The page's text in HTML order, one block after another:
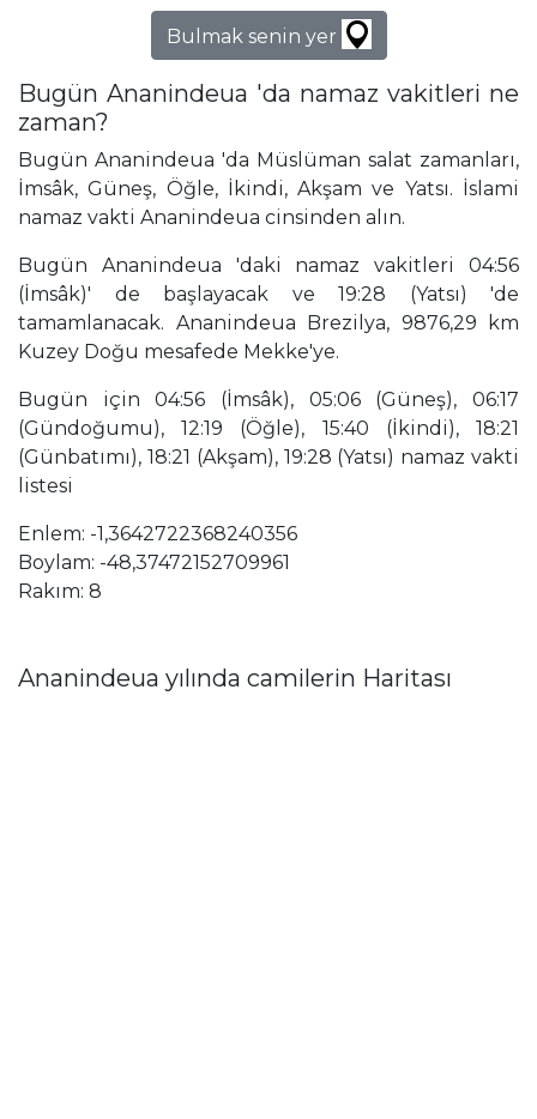
Bulmak senin yer
Bugün Ananindeua 'da namaz vakitleri ne
zaman?
Bugün Ananindeua 'da Müslüman salat zamanları,
İmsâk, Güneş, Öğle, İkindi, Akşam ve Yatsı. İslami
namaz vakti Ananindeua cinsinden alın.
Bugün Ananindeua 'daki namaz vakitleri 04:56
(İmsâk)' de başlayacak ve 19:28 (Yatsı) 'de
tamamlanacak. Ananindeua Brezilya, 9876,29 km
Kuzey Doğu mesafede Mekke'ye.
Bugün için 04:56 (İmsâk), 05:06 (Güneş), 06:17
(Gündoğumu), 12:19 (Öğle), 15:40 (İkindi), 18:21
(Günbatımı), 18:21 (Akşam), 19:28 (Yatsı) namaz vakti
listesi
Enlem: -1,3642722368240356
Boylam: -48,37472152709961
Rakım: 8
Ananindeua yılında camilerin Haritası